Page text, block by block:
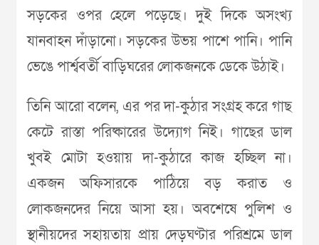
সড়কের ওপর হেলে পড়েছে। দুই দিকে অসংখ্য
যানবাহন দাঁড়ানো। সড়কের উভয় পাশে পানি। পানি
ভেঙে পার্শ্ববর্তী বাড়িঘরের লোকজনকে ডেকে উঠাই।
তিনি আরো বলেন, এর পর দা-কুঠার সংগ্রহ করে গাছ
কেটে রাস্তা পরিষ্কারের উদ্যোগ নিই। গাছের ডাল
খুবই মোটা হওয়ায় দা-কুঠারে কাজ হচ্ছিল না।
একজন অফিসারকে পাঠিয়ে বড় করাত ও
লোকজনদের নিয়ে আসা হয়। অবশেষে পুলিশ ও
স্থানীয়দের সহায়তায় প্রায় দেড়ঘণ্টার পরিশ্রমে ডাল